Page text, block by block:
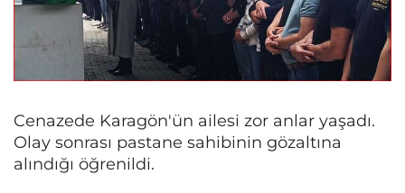
Cenazede Karagön'ün ailesi zor anlar yaşadı.
Olay sonrası pastane sahibinin gözaltına
alındığı öğrenildi.